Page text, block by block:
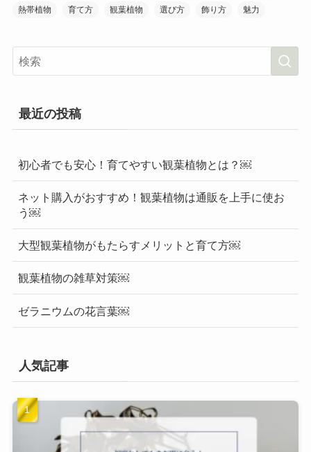
熱帯植物 育て方 観葉植物 選び方 飾り方 魅力
最近の投稿
初心者でも安心！育てやすい観葉植物とは？￼
ネット購入がおすすめ！観葉植物は通販を上手に使お
う￼
大型観葉植物がもたらすメリットと育て方￼
観葉植物の雑草対策￼
ゼラニウムの花言葉￼
人気記事